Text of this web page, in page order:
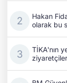
Hakan
olarak bu
TİKA'nın